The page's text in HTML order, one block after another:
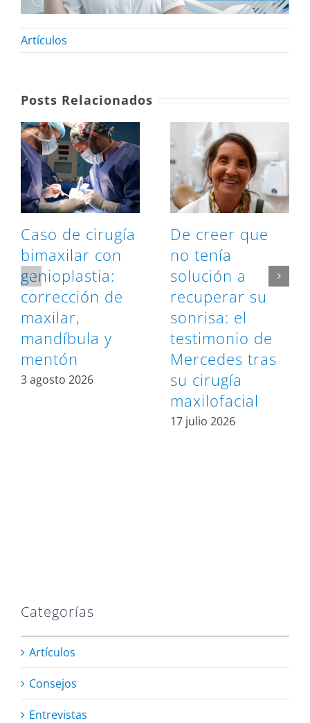
Artículos
Posts Relacionados
Caso de cirugía
bimaxilar con
genioplastia:
corrección de
maxilar,
mandíbula y
mentón
3 agosto 2026
De creer que
no tenía
solución a
recuperar su
sonrisa: el
testimonio de
Mercedes tras
su cirugía
maxilofacial
17 julio 2026
Categorías
Artículos
Consejos
Entrevistas